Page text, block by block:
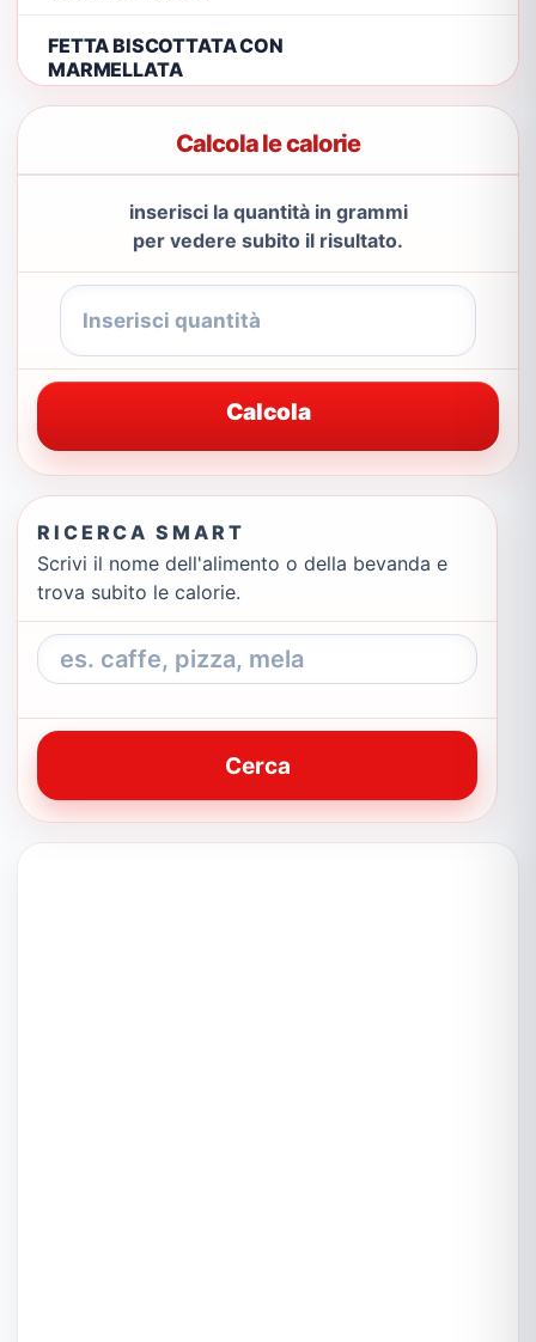
FETTA BISCOTTATA CON
MARMELLATA
Calcola le calorie
inserisci la quantità in grammi
per vedere subito il risultato.
Calcola
RICERCA SMART
Scrivi il nome dell'alimento o della bevanda e
trova subito le calorie.
Cerca